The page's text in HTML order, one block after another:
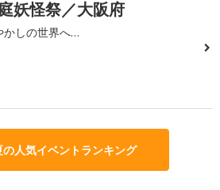
妖怪祭／大阪府
かしの世界へ…
の人気イベントランキング